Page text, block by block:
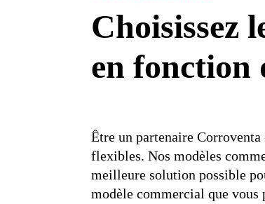
Choisissez
en fonction
Être un partenaire
flexibles. Nos modèles
meilleure solution possible
modèle commercial que